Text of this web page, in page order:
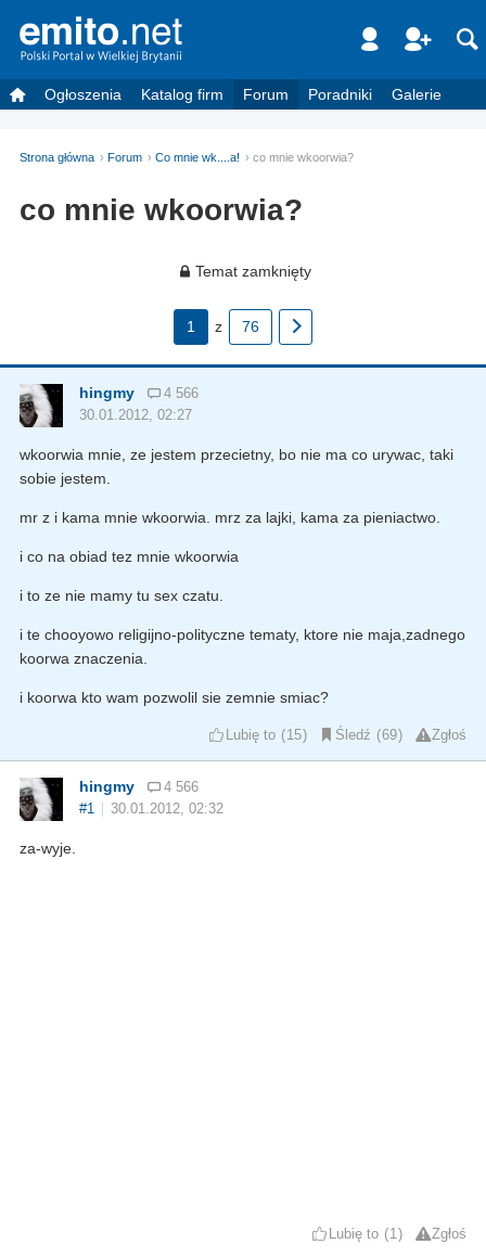
Ogłoszenia Katalog firm Forum Poradniki Galerie
Strona główna Forum Co mnie wk....a! co mnie wkoorwia?
co mnie wkoorwia?
Temat zamknięty
1 z 76
hingmy
4 566
30.01.2012, 02:27
wkoorwia mnie, ze jestem przecietny, bo nie ma co urywac, taki
sobie jestem.
mr z i kama mnie wkoorwia. mrz za lajki, kama za pieniactwo.
i co na obiad tez mnie wkoorwia
i to ze nie mamy tu sex czatu.
i te chooyowo religijno-polityczne tematy, ktore nie maja,zadnego
koorwa znaczenia.
i koorwa kto wam pozwolil sie zemnie smiac?
Lubię to 15 Śledź 69 Zgłoś
hingmy
4 566
#1
30.01.2012, 02:32
za-wyje.
Lubię to 1 Zgłoś